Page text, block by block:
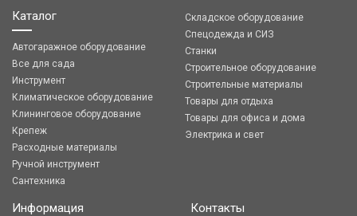
Каталог
Автогаражное оборудование
Все для сада
Инструмент
Климатическое оборудование
Клининговое оборудование
Крепеж
Расходные материалы
Ручной инструмент
Сантехника
Складское оборудование
Спецодежда и СИЗ
Станки
Строительное оборудование
Строительные материалы
Товары для отдыха
Товары для офиса и дома
Электрика и свет
Информация Контакты